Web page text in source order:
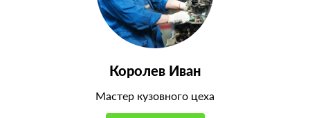
Королев Иван
Мастер кузовного цеха